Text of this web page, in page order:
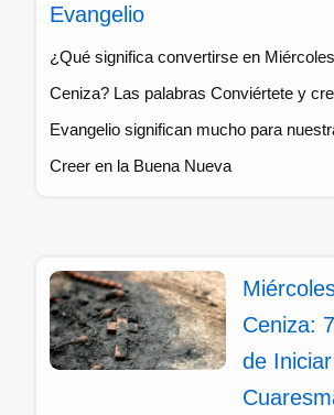
Evangelio
¿Qué significa convertirse en
Ceniza? Las palabras Conviértete y
Evangelio significan mucho para
Creer en la Buena Nueva
Ceniza:
de